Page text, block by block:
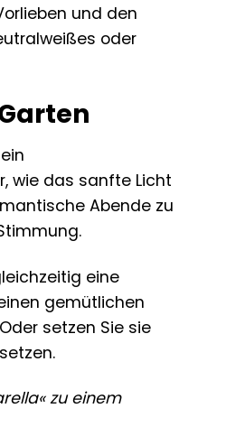
und den
oder
wie das sanfte Licht
Abende zu
eine
gemütlichen
setzen Sie sie
zu einem